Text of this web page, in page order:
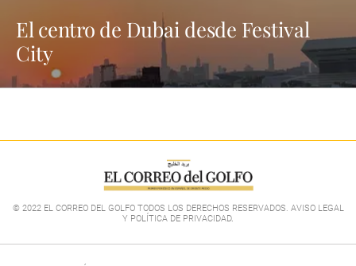
El centro de Dubai desde Festival
City
© 2022 EL CORREO DEL GOLFO TODOS LOS DERECHOS RESERVADOS. AVISO LEGAL
Y POLÍTICA DE PRIVACIDAD.